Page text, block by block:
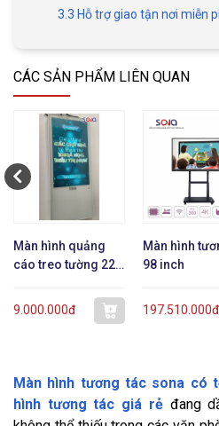
3.3 Hỗ trợ giao tận nơi miễn
CÁC SẢN PHẨM LIÊN QUAN
Màn hình quảng
cáo treo tường 22
9.000.000đ
Màn hình
98 inch
197.510.000đ
Màn hình tương tác sona có
hình tương tác giá rẻđang